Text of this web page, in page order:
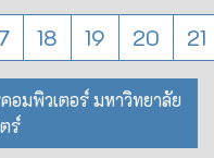
18 19 20 21
มพิวเตอร์ มหาวิทยาลัย
ร์